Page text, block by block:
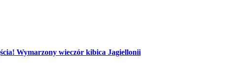
Wymarzony wieczór kibica Jagiellonii